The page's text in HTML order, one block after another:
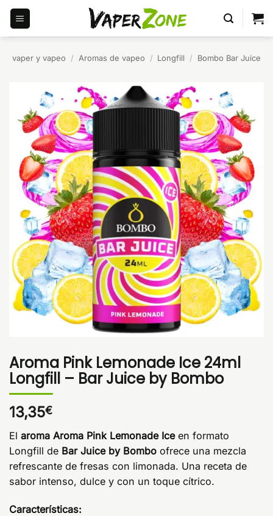
Saltar
contenido
vaper y vapeo / Aromas de vapeo / Longfill / Bombo Bar Juice
Aroma Pink Lemonade Ice 24ml
Longfill – Bar Juice by Bombo
13,35€
El aroma Aroma Pink Lemonade Ice en formato
Longfill de Bar Juice by Bombo ofrece una mezcla
refrescante de fresas con limonada. Una receta de
sabor intenso, dulce y con un toque cítrico.
Características: